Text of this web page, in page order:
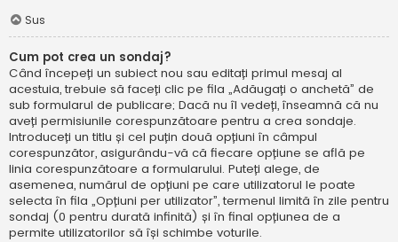
Sus
Cum pot crea un sondaj?
Când începeți un subiect nou sau editați primul mesaj al
acestuia, trebuie să faceți clic pe fila „Adăugați o anchetă” de
sub formularul de publicare; Dacă nu îl vedeți, înseamnă că nu
aveți permisiunile corespunzătoare pentru a crea sondaje.
Introduceți un titlu și cel puțin două opțiuni în câmpul
corespunzător, asigurându-vă că fiecare opțiune se află pe
linia corespunzătoare a formularului. Puteți alege, de
asemenea, numărul de opțiuni pe care utilizatorul le poate
selecta în fila „Opțiuni per utilizator”, termenul limită în zile pentru
sondaj (0 pentru durată infinită) și în final opțiunea de a
permite utilizatorilor să își schimbe voturile.